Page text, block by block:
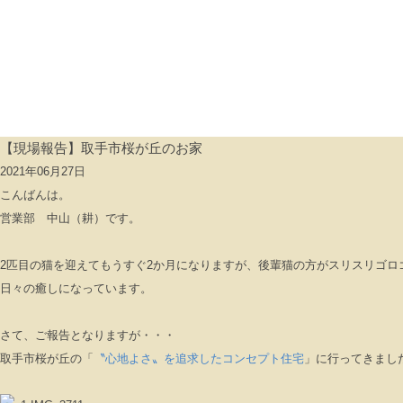
【現場報告】取手市桜が丘のお家
2021年06月27日
こんばんは。
営業部 中山（耕）です。
2匹目の猫を迎えてもうすぐ2か月になりますが、後輩猫の方がスリスリゴロ
日々の癒しになっています。
さて、ご報告となりますが・・・
取手市桜が丘の「
〝心地よさ〟を追求したコンセプト住宅 」に行ってきまし